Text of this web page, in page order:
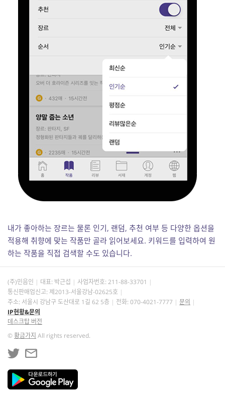
내가 좋아하는 장르는 물론 인기, 랜덤, 추천 여부 등 다양한 옵션을
적용해 취향에 맞는 작품만 골라 읽어보세요. 키워드를 입력하여 원
하는 작품을 직접 검색할 수도 있습니다.
(주)민음인 대표: 박근섭 사업자번호: 211-88-33701
통신판매업신고: 제2013-서울강남-02625호
주소: 서울시 강남구 도산대로 1길 62 5층
전화: 070-4021-7777
문의
IP현황&문의
데스크탑 버전
©황금가지 All rights reserved.